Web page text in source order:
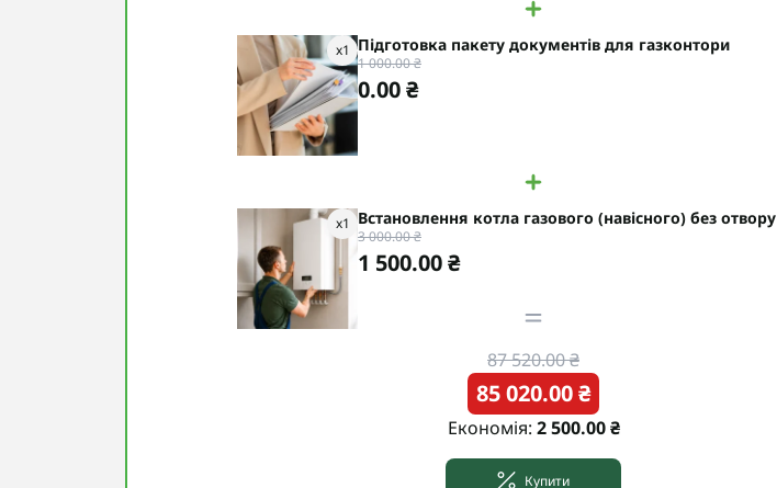
x1 Підготовка пакету документів для газконтори
1 000.00 ₴
0.00 ₴
x1 Встановлення котла газового (навісного) без отвору
3 000.00 ₴
1 500.00 ₴
87 520.00 ₴
85 020.00 ₴
Економія: 2 500.00 ₴
Купити